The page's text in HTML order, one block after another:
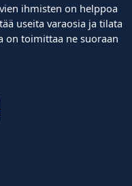
ihmisten on helppoa
useita varaosia ja tilata
on toimittaa ne suoraan